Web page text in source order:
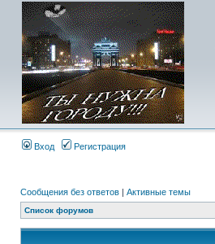
Вход Регистрация
Сообщения без ответов | Активные темы
Список форумов